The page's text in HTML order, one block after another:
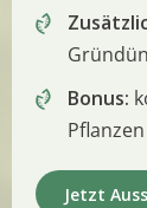
Bonus:
Jetzt